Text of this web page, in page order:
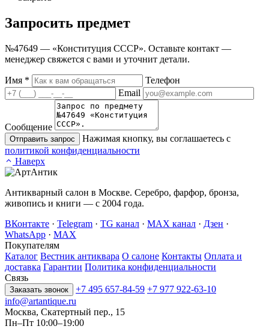
Запросить предмет
№47649 — «Конституция СССР». Оставьте контакт —
менеджер свяжется с вами и уточнит детали.
Имя *
Телефон
Email
Сообщение
Отправить запрос
Нажимая кнопку, вы соглашаетесь с
политикой конфиденциальности
Наверх
Антикварный салон в Москве. Серебро, фарфор, бронза,
живопись и книги — с 2004 года.
ВКонтакте · Telegram · TG канал · MAX канал · Дзен ·
WhatsApp · MAX
Покупателям
Каталог Вестник антиквара О салоне Контакты Оплата и
доставка Гарантии Политика конфиденциальности
Связь
Заказать звонок +7 495 657-84-59 +7 977 922-63-10
info@artantique.ru
Москва, Скатертный пер., 15
Пн–Пт 10:00–19:00